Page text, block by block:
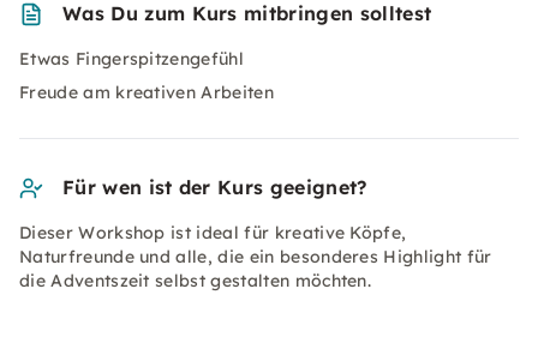
Was Du zum Kurs mitbringen solltest
Etwas Fingerspitzengefühl
Freude am kreativen Arbeiten
Für wen ist der Kurs geeignet?
Dieser Workshop ist ideal für kreative Köpfe,
Naturfreunde und alle, die ein besonderes Highlight für
die Adventszeit selbst gestalten möchten.